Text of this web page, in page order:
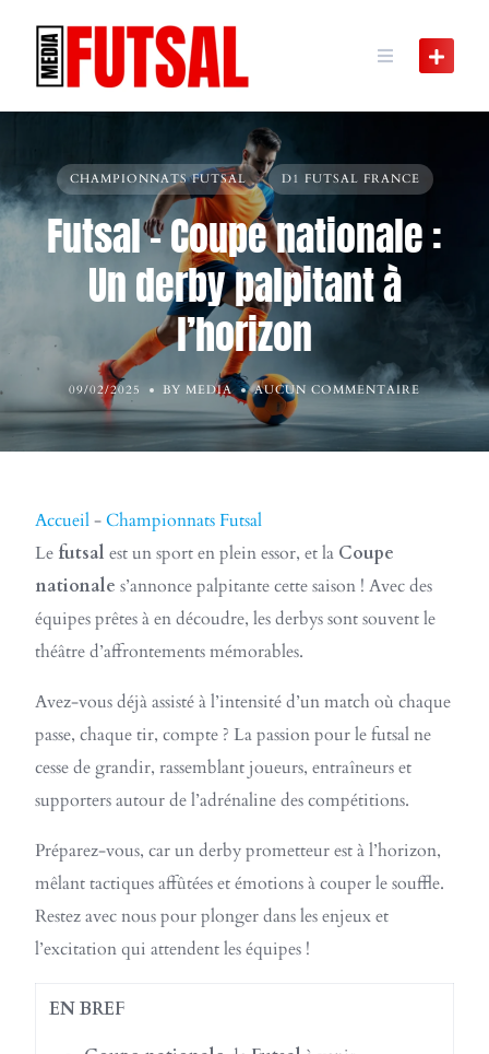
content
CHAMPIONNATS FUTSAL D1 FUTSAL FRANCE
Futsal – Coupe nationale :
Un derby palpitant à
l’horizon
09/02/2025 BY MEDIA AUCUN COMMENTAIRE
Accueil-Championnats Futsal
Le futsal est un sport en plein essor, et la Coupe
nationale s’annonce palpitante cette saison ! Avec des
équipes prêtes à en découdre, les derbys sont souvent le
théâtre d’affrontements mémorables.
Avez-vous déjà assisté à l’intensité d’un match où chaque
passe, chaque tir, compte ? La passion pour le futsal ne
cesse de grandir, rassemblant joueurs, entraîneurs et
supporters autour de l’adrénaline des compétitions.
Préparez-vous, car un derby prometteur est à l’horizon,
mêlant tactiques affûtées et émotions à couper le souffle.
Restez avec nous pour plonger dans les enjeux et
l’excitation qui attendent les équipes !
EN BREF